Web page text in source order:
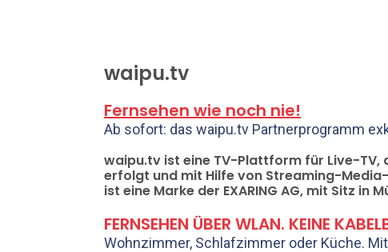
waipu.tv
Fernsehen wie noch nie!
Ab sofort: das waipu.tv Partnerprogramm
waipu.tv ist eine TV-Plattform für Live-TV,
erfolgt und mit Hilfe von Streaming-
ist eine Marke der EXARING AG, mit Sitz in
FERNSEHEN ÜBER WLAN. KEINE
Wohnzimmer, Schlafzimmer oder Küche.